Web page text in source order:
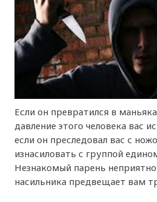
Если он превратился в
давление этого человека вас
если он преследовал вас с
изнасиловать с группой
Незнакомый парень
насильника предвещает вам